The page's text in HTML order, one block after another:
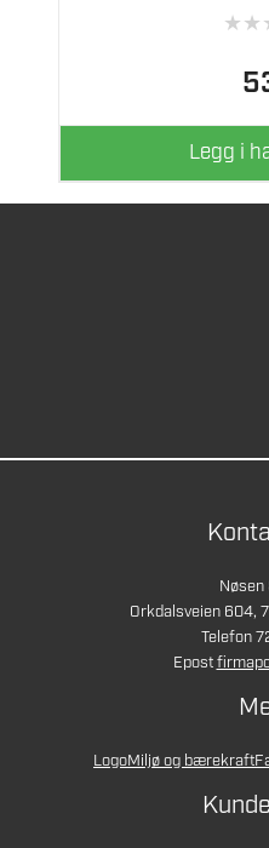
★★
Legg i
Nøsen
Orkdalsveien 604,
Telefon
Epost
LogoMiljø og bærekraft